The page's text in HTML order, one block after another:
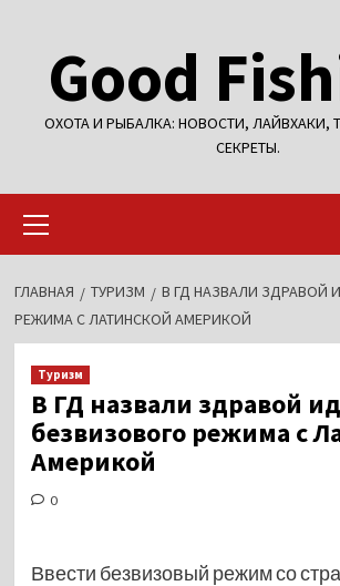
содержимому
Good
ОХОТА И РЫБАЛКА: НОВОСТИ, ЛАЙВХАКИ,
СЕКРЕТЫ.
меню
ГЛАВНАЯ ТУРИЗМ
В ГД НАЗВАЛИ ЗДРАВОЙ
РЕЖИМА С ЛАТИНСКОЙ АМЕРИКОЙ
Туризм
В ГД назвали здравой
безвизового режима с
Америкой
0
Ввести безвизовый режим со